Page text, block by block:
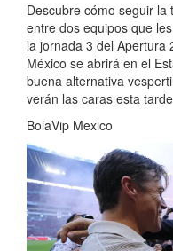
Descubre cómo seguir
entre dos equipos que
la jornada 3 del Apertura
México se abrirá en el
buena alternativa
verán las caras esta
BolaVip Mexico